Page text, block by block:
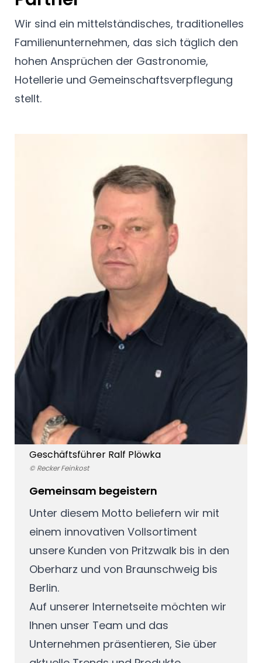
Wir sind ein mittelständisches, traditionelles
Familienunternehmen, das sich täglich den
hohen Ansprüchen der Gastronomie,
Hotellerie und Gemeinschaftsverpflegung
stellt.
Gemeinsam begeistern
Unter diesem Motto beliefern wir mit
einem innovativen Vollsortiment
unsere Kunden von Pritzwalk bis in den
Oberharz und von Braunschweig bis
Berlin.
Auf unserer Internetseite möchten wir
Ihnen unser Team und das
Unternehmen präsentieren, Sie über
Geschäftsführer Ralf Plöwka
© Recker Feinkost